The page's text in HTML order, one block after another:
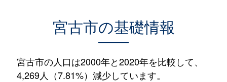
宮古市の基礎情報
宮古市の人口は2000年と2020年を比較して、
4,269人（7.81%）減少しています。